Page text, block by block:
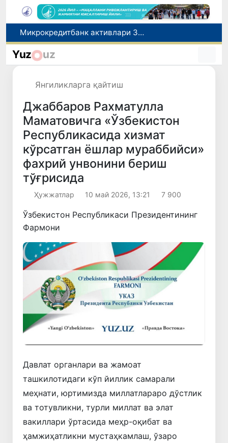
Малайзия Марказий Осиёда тиббий туризм йўналиши сифатидаги мавқеини мустаҳкамламоқда
Польшадаги элчихона кўмагида она ва бола Ватанга қайтарилди
Yuz uz
Янгиликларга қайтиш
Джаббаров Рахматулла
Маматовичга «Ўзбекистон
Республикасида хизмат
кўрсатган ёшлар мураббийси»
фахрий унвонини бериш
тўғрисида
Ҳужжатлар 10 май 2026, 13:21 7 900
Ўзбекистон Республикаси Президентининг
Фармони
Давлат органлари ва жамоат
ташкилотидаги кўп йиллик самарали
меҳнати, юртимизда миллатлараро дўстлик
ва тотувликни, турли миллат ва элат
вакиллари ўртасида меҳр-оқибат ва
ҳамжиҳатликни мустаҳкамлаш, ўзаро